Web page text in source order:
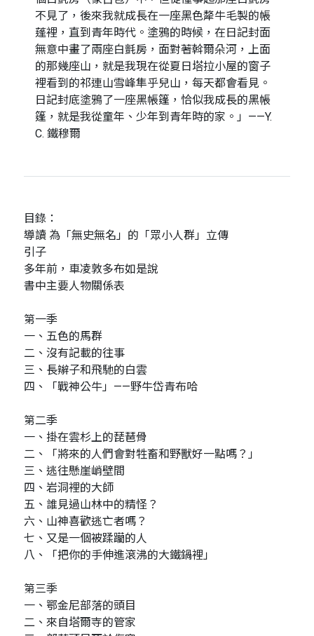
不見了，後來我就成長在一座黑色犛牛毛製的帳
蓬裡，直到青年時代。塗鴉的時候，在日記封面
無意中畫了兩座白氈房，面對著斡爾朵河，上面
的那幾座山，就是我現在從夏日塔拉小屋的窗子
裡看到的祁連山雪峰隼乎兒山，每天都會看見。
日記封底塗鴉了一座黑帳篷，恰似我成長的黑帳
篷，就是我從童年、少年到青年時的家。」——Y.
C. 鐵穆爾
目錄：
導讀 為「無史無名」的「眾小人群」立傳
引子
多年前，車凌敦多布如是說
書中主要人物關係表
第一季
一、五色的馬群
二、沒有記載的往事
三、長辮子和飛馳的白雲
四、「戰神公牛」——野牛岱青布哈
第二季
一、掛在雲杉上的琵琶骨
二、「將來的人們會對牲畜和野獸好一點嗎？」
三、逃往懸崖峭壁間
四、岩洞裡的大師
五、誰見過山林中的精怪？
六、山神喜歡逃亡者嗎？
七、又是一個被蹂躪的人
八、「把你的手伸進滾沸的大鐵鍋裡」
第三季
一、鄂金尼部落的頭目
二、來自塔爾寺的管家